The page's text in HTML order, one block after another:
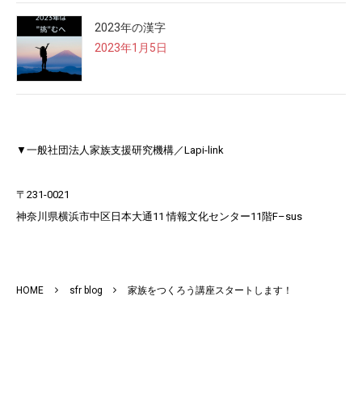
2023年の漢字
2023年1月5日
▼一般社団法人家族支援研究機構／Lapi-link
〒231-0021​
神奈川県横浜市中区日本大通11 情報文化センター11階F–sus​
HOME sfr blog 家族をつくろう講座スタートします！